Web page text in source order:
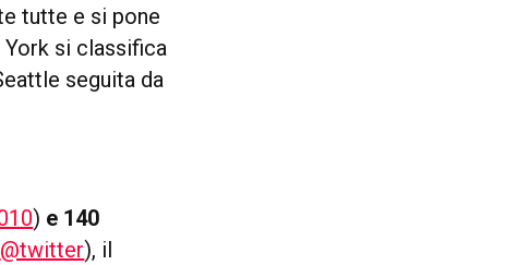
tutte e si pone
York si classifica
seguita da
) e 140
@twitter), il